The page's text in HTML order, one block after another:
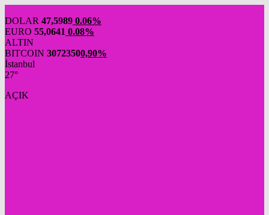
DOLAR 47,5989 0.06%
EURO 55,0641 0.08%
ALTIN
BITCOIN 30723500,90%
İstanbul
27°
AÇIK